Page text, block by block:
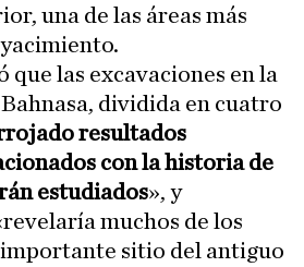
una de las áreas más
que las excavaciones en la
dividida en cuatro
resultados
con la historia de
estudiados», y
muchos de los
importante sitio del antiguo